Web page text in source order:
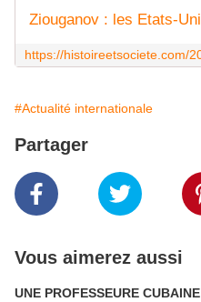
#Actualité internationale
Partager
Vous aimerez aussi
UNE PROFESSEURE CUBAINE